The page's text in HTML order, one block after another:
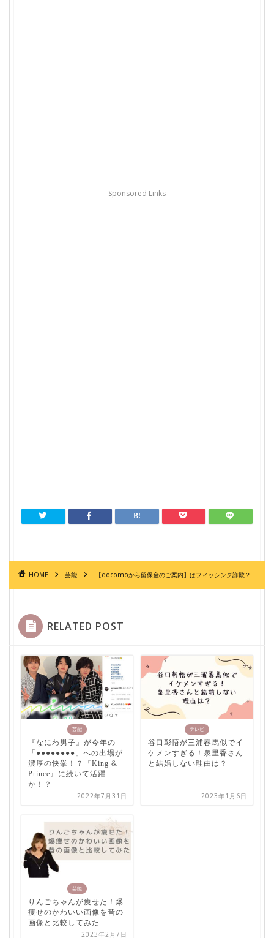
Sponsored Links
HOME 芸能 【docomoから留保金のご案内】はフィッシング詐欺？
RELATED POST
芸能
『なにわ男子』が今年の
「●●●●●●●●」への出場が
濃厚の快挙！？『King &
Prince』に続いて活躍
か！？
2022年7月31日
テレビ
谷口彰悟が三浦春馬似でイ
ケメンすぎる！泉里香さん
と結婚しない理由は？
2023年1月6日
芸能
りんごちゃんが痩せた！爆
痩せのかわいい画像を昔の
画像と比較してみた
2023年2月7日